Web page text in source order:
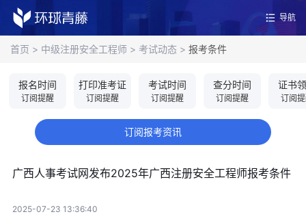
导航
首页 > 中级注册安全工程师 > 考试动态 > 报考条件
报名时间
订阅提醒
打印准考证
订阅提醒
考试时间
订阅提醒
查分时间
订阅提醒
证书
订阅
订阅报考资讯
广西人事考试网发布2025年广西注册安全工程师报考条件
2025-07-23 13:36:40